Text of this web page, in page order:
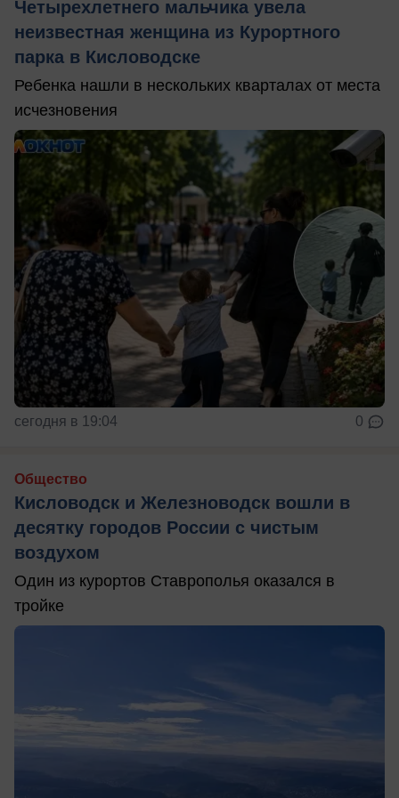
Четырехлетнего мальчика увела
неизвестная женщина из Курортного
парка в Кисловодске
Ребенка нашли в нескольких кварталах от места
исчезновения
сегодня в 19:04 0
Общество
Кисловодск и Железноводск вошли в
десятку городов России с чистым
воздухом
Один из курортов Ставрополья оказался в
тройке